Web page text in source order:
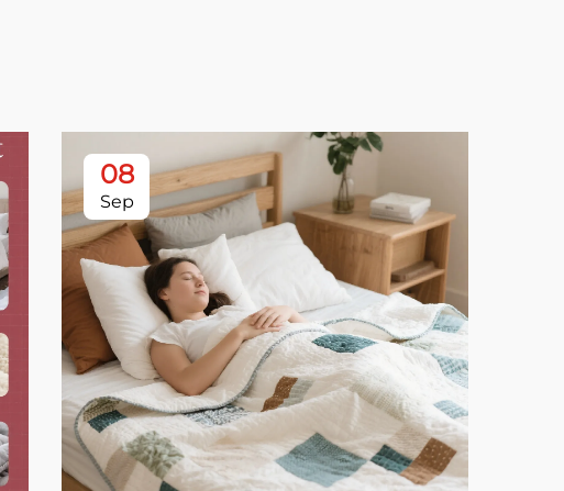
08
Sep